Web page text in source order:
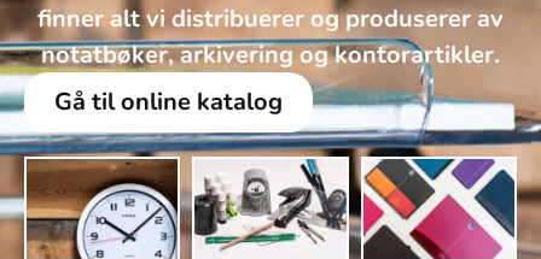
finner alt vi distribuerer og produserer av
notatbøker, arkivering og kontorartikler.
Gå til online katalog